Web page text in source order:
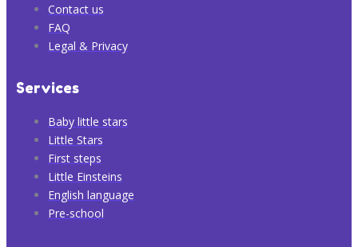
Contact us
FAQ
Legal & Privacy
Services
Baby little stars
Little Stars
First steps
Little Einsteins
English language
Pre-school